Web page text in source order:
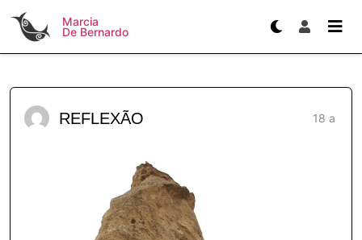
Marcia
De Bernardo
REFLEXÃO 18 a